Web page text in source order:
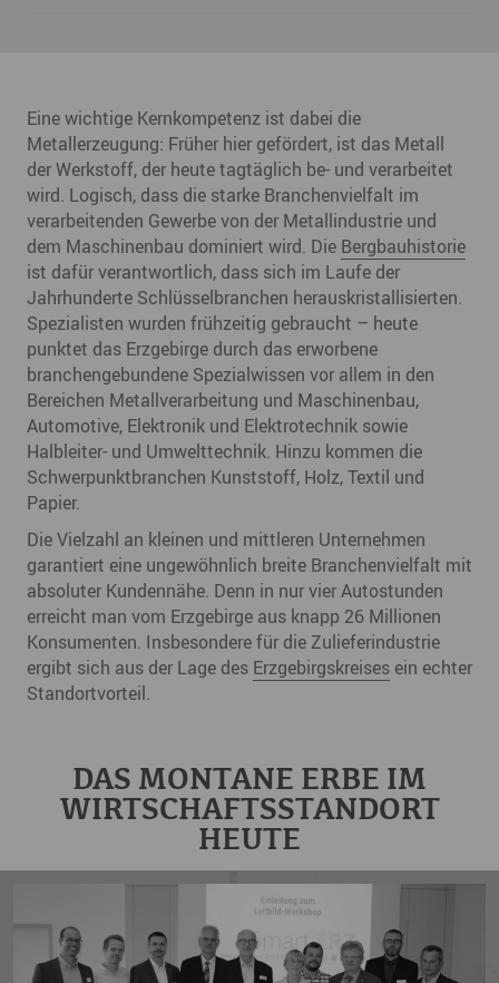
Eine wichtige Kernkompetenz ist dabei die
Metallerzeugung: Früher hier gefördert, ist das Metall
der Werkstoff, der heute tagtäglich be- und verarbeitet
wird. Logisch, dass die starke Branchenvielfalt im
verarbeitenden Gewerbe von der Metallindustrie und
dem Maschinenbau dominiert wird. Die Bergbauhistorie
ist dafür verantwortlich, dass sich im Laufe der
Jahrhunderte Schlüsselbranchen herauskristallisierten.
Spezialisten wurden frühzeitig gebraucht – heute
punktet das Erzgebirge durch das erworbene
branchengebundene Spezialwissen vor allem in den
Bereichen Metallverarbeitung und Maschinenbau,
Automotive, Elektronik und Elektrotechnik sowie
Halbleiter- und Umwelttechnik. Hinzu kommen die
Schwerpunktbranchen Kunststoff, Holz, Textil und
Papier.
Die Vielzahl an kleinen und mittleren Unternehmen
garantiert eine ungewöhnlich breite Branchenvielfalt mit
absoluter Kundennähe. Denn in nur vier Autostunden
erreicht man vom Erzgebirge aus knapp 26 Millionen
Konsumenten. Insbesondere für die Zulieferindustrie
ergibt sich aus der Lage des Erzgebirgskreises ein echter
Standortvorteil.
DAS MONTANE ERBE IM
WIRTSCHAFTSSTANDORT
HEUTE